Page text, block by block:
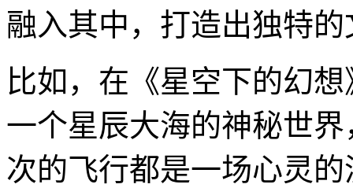
融入其中，打造出独特
比如，在《星空下的幻
一个星辰大海的神秘世
次的飞行都是一场心灵